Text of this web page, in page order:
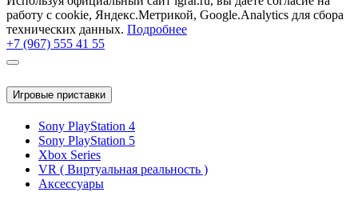
работу с cookie, Яндекс.Метрикой, Google.Analytics для сбора
технических данных. Подробнее
+7 (967) 555 41 55
Игровые приставки
Sony PlayStation 4
Sony PlayStation 5
Xbox Series
VR ( Виртуальная реальность )
Аксессуары